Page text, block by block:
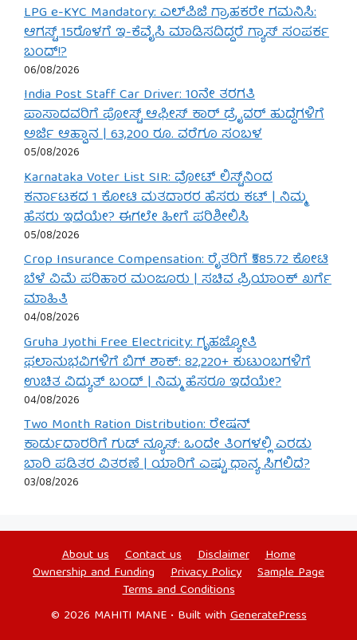
LPG e-KYC Mandatory: ಎಲ್‌ಪಿಜಿ ಗ್ರಾಹಕರೇ ಗಮನಿಸಿ:
ಆಗಸ್ಟ್ 15ರೊಳಗೆ ಇ-ಕೆವೈಸಿ ಮಾಡಿಸದಿದ್ದರೆ ಗ್ಯಾಸ್ ಸಂಪರ್ಕ
ಬಂದ್!?
06/08/2026
India Post Staff Car Driver: 10ನೇ ತರಗತಿ
ಪಾಸಾದವರಿಗೆ ಪೋಸ್ಟ್ ಆಫೀಸ್ ಕಾರ್ ಡ್ರೈವರ್ ಹುದ್ದೆಗಳಿಗೆ
ಅರ್ಜಿ ಆಹ್ವಾನ | 63,200 ರೂ. ವರೆಗೂ ಸಂಬಳ
05/08/2026
Karnataka Voter List SIR: ವೋಟ್ ಲಿಸ್ಟ್‌ನಿಂದ
ಕರ್ನಾಟಕದ 1 ಕೋಟಿ ಮತದಾರರ ಹೆಸರು ಕಟ್ | ನಿಮ್ಮ
ಹೆಸರು ಇದೆಯೇ? ಈಗಲೇ ಹೀಗೆ ಪರಿಶೀಲಿಸಿ
05/08/2026
Crop Insurance Compensation: ರೈತರಿಗೆ ₹585.72 ಕೋಟಿ
ಬೆಳೆ ವಿಮೆ ಪರಿಹಾರ ಮಂಜೂರು | ಸಚಿವ ಪ್ರಿಯಾಂಕ್ ಖರ್ಗೆ
ಮಾಹಿತಿ
04/08/2026
Gruha Jyothi Free Electricity: ಗೃಹಜ್ಯೋತಿ
ಫಲಾನುಭವಿಗಳಿಗೆ ಬಿಗ್ ಶಾಕ್: 82,220+ ಕುಟುಂಬಗಳಿಗೆ
ಉಚಿತ ವಿದ್ಯುತ್ ಬಂದ್ | ನಿಮ್ಮ ಹೆಸರೂ ಇದೆಯೇ?
04/08/2026
Two Month Ration Distribution: ರೇಷನ್
ಕಾರ್ಡುದಾರರಿಗೆ ಗುಡ್ ನ್ಯೂಸ್: ಒಂದೇ ತಿಂಗಳಲ್ಲಿ ಎರಡು
ಬಾರಿ ಪಡಿತರ ವಿತರಣೆ | ಯಾರಿಗೆ ಎಷ್ಟು ಧಾನ್ಯ ಸಿಗಲಿದೆ?
03/08/2026
About us Contact us Disclaimer
Home
Ownership and Funding
Privacy Policy
Sample Page
Terms and Conditions
© 2026 MAHITI MANE• Built withGeneratePress